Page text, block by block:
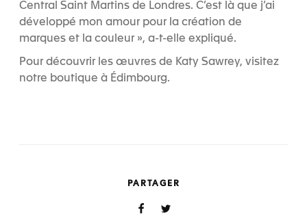
Central Saint Martins de Londres. C’est là que j’ai
développé mon amour pour la création de
marques et la couleur », a-t-elle expliqué.
Pour découvrir les œuvres de Katy Sawrey, visitez
notre boutique à Édimbourg.
PARTAGER